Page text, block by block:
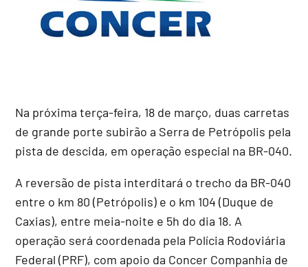
Na próxima terça-feira, 18 de março, duas carretas
de grande porte subirão a Serra de Petrópolis pela
pista de descida, em operação especial na BR-040.
A reversão de pista interditará o trecho da BR-040
entre o km 80 (Petrópolis) e o km 104 (Duque de
Caxias), entre meia-noite e 5h do dia 18. A
operação será coordenada pela Polícia Rodoviária
Federal (PRF), com apoio da Concer Companhia de